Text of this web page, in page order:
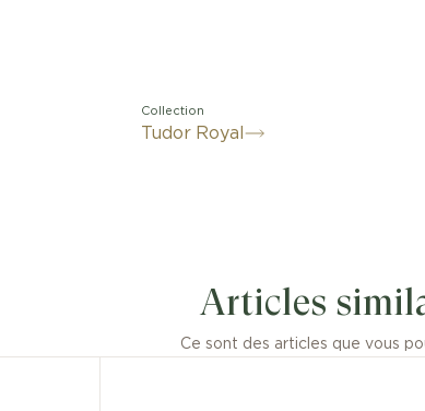
Collection
Tudor Royal
alibre
saumon, chiffres romains en applique
Articles
Ce sont des articles que vous